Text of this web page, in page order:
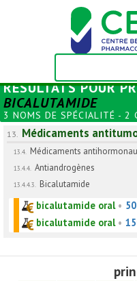
RÉSULTATS POUR
BICALUTAMIDE
3 NOMS DE SPÉCIALITÉ - 2
13. Médicaments
13.4. Médicaments
13.4.4. Antiandrogènes
13.4.4.3. Bicalutamide
bicalutamide oral•
bicalutamide oral•